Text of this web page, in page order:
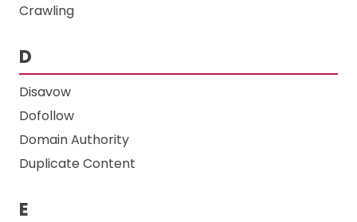
Crawling
D
Disavow
Dofollow
Domain Authority
Duplicate Content
E